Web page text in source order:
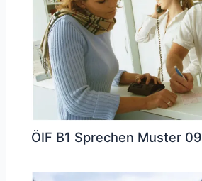
ÖIF B1 Sprechen Muster 09